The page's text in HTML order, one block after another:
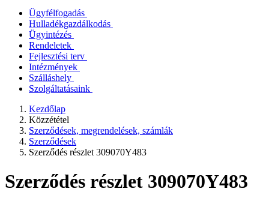
Ügyfélfogadás
Hulladékgazdálkodás
Ügyintézés
Rendeletek
Fejlesztési terv
Intézmények
Szálláshely
Szolgáltatásaink
Kezdőlap
Közzététel
Szerződések, megrendelések, számlák
Szerződések
Szerződés részlet 309070Y483
Szerződés részlet 309070Y483